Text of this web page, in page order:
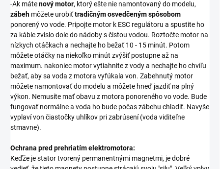
-Ak mátenový motor, ktorý ešte nie namontovaný do modelu,
zábeh môžete urobiťtradičným osvedčeným spôsobom
ponorený vo vode. Pripojte motor k ESC regulátoru a spustite ho
za káble zvislo dole do nádoby s čistou vodou. Roztočte motor na
nízkych otáčkach a nechajte ho bežať 10 - 15 minút. Potom
môžete otáčky na niekoľko minút zvýšiť postupne až na
maximum. nakoniec motor vytiahnite z vody a nechajte ho chvíľu
bežať, aby sa voda z motora vyfúkala von. Zabehnutý motor
môžete namontovať do modelu a môžete hneď jazdiť na plný
výkon. Nemusíte mať obavu z motora ponoreného vo vode. Bude
fungovať normálne a voda ho bude počas zábehu chladiť. Navyše
vyplaví von čiastočky uhlíkov pri zabrúsení (voda viditeľne
stmavne).
Ochrana pred prehriatím elektromotora:
Keďže je stator tvorený permanentnými magnetmi, je dobré